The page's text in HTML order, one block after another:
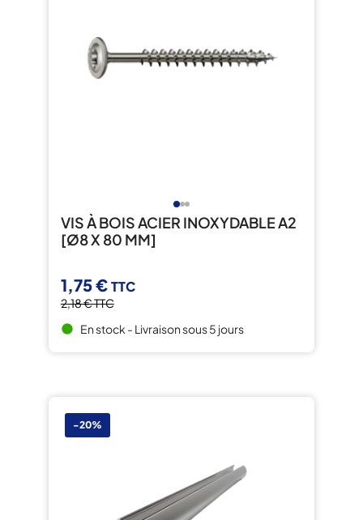
VIS À BOIS ACIER INOXYDABLE A2
[Ø8 X 80 MM]
1,75 €TTC
2,18 €TTC
brightness_1 En stock - Livraison sous 5 jours
-20%